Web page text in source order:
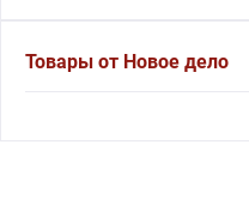
Товары от Новое дело